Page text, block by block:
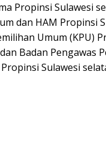
Propinsi Sulawesi
dan HAM Propinsi
Umum (KPU)
Badan Pengawas
Sulawesi